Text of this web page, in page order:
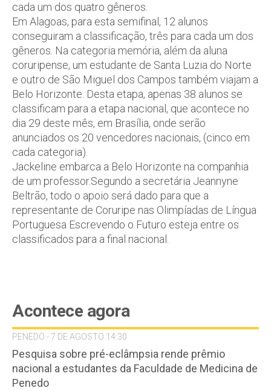
cada um dos quatro gêneros.
Em Alagoas, para esta semifinal, 12 alunos
conseguiram a classificação, três para cada um dos
gêneros. Na categoria memória, além da aluna
coruripense, um estudante de Santa Luzia do Norte
e outro de São Miguel dos Campos também viajam a
Belo Horizonte. Desta etapa, apenas 38 alunos se
classificam para a etapa nacional, que acontece no
dia 29 deste mês, em Brasília, onde serão
anunciados os 20 vencedores nacionais, (cinco em
cada categoria).
Jackeline embarca a Belo Horizonte na companhia
de um professor.Segundo a secretária Jeannyne
Beltrão, todo o apoio será dado para que a
representante de Coruripe nas Olimpíadas de Língua
Portuguesa Escrevendo o Futuro esteja entre os
classificados para a final nacional.
Acontece agora
PENEDO - 7 DE AGOSTO 14:30
Pesquisa sobre pré-eclâmpsia rende prêmio
nacional a estudantes da Faculdade de Medicina de
Penedo